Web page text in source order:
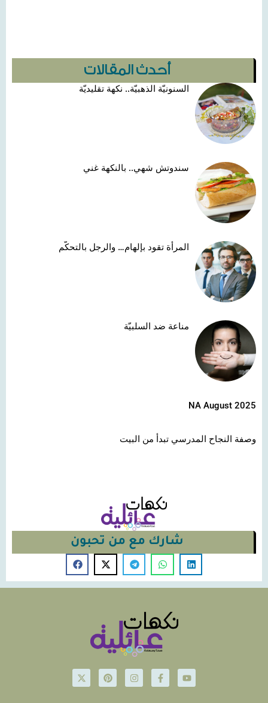
أحدث المقالات
السنونيّة الذهبيّة.. نكهة تقليديّة
سندوتش شهي.. بالنكهة غني
المرأة تقود بإلهام… والرجل بالتحكّم
مناعة ضد السلبيّة
NA August 2025
وصفة النجاح المدرسي تبدأ من البيت
شارك مع من تحبون